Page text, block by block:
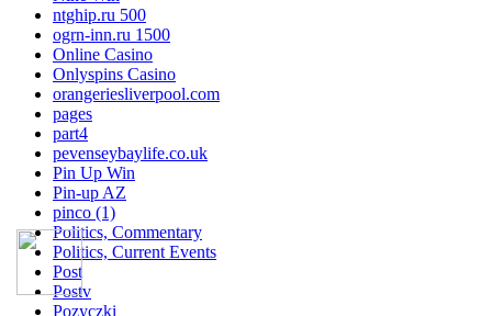
ntghip.ru 500
ogrn-inn.ru 1500
Online Casino
Onlyspins Casino
orangeriesliverpool.com
pages
part4
pevenseybaylife.co.uk
Pin Up Win
Pin-up AZ
pinco (1)
Politics, Commentary
Politics, Current Events
Post
Postv
Pozyczki